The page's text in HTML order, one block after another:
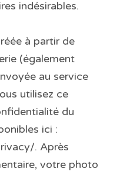
indésirables.
à partir de
(également
au service
utilisez ce
du
ici :
. Après
votre photo